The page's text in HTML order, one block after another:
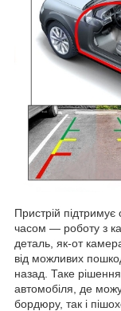
Пристрій
часом — роботу з
деталь, як-от
від можливих
назад. Таке
автомобіля, де
бордюру, так і